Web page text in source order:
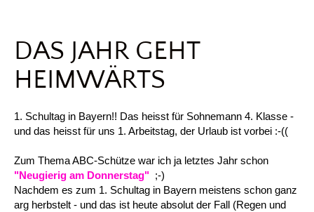
DAS JAHR GEHT
HEIMWÄRTS
1. Schultag in Bayern!! Das heisst für Sohnemann 4. Klasse -
und das heisst für uns 1. Arbeitstag, der Urlaub ist vorbei :-((
Zum Thema ABC-Schütze war ich ja letztes Jahr schon
"Neugierig am Donnerstag" ;-)
Nachdem es zum 1. Schultag in Bayern meistens schon ganz
arg herbstelt - und das ist heute absolut der Fall (Regen und